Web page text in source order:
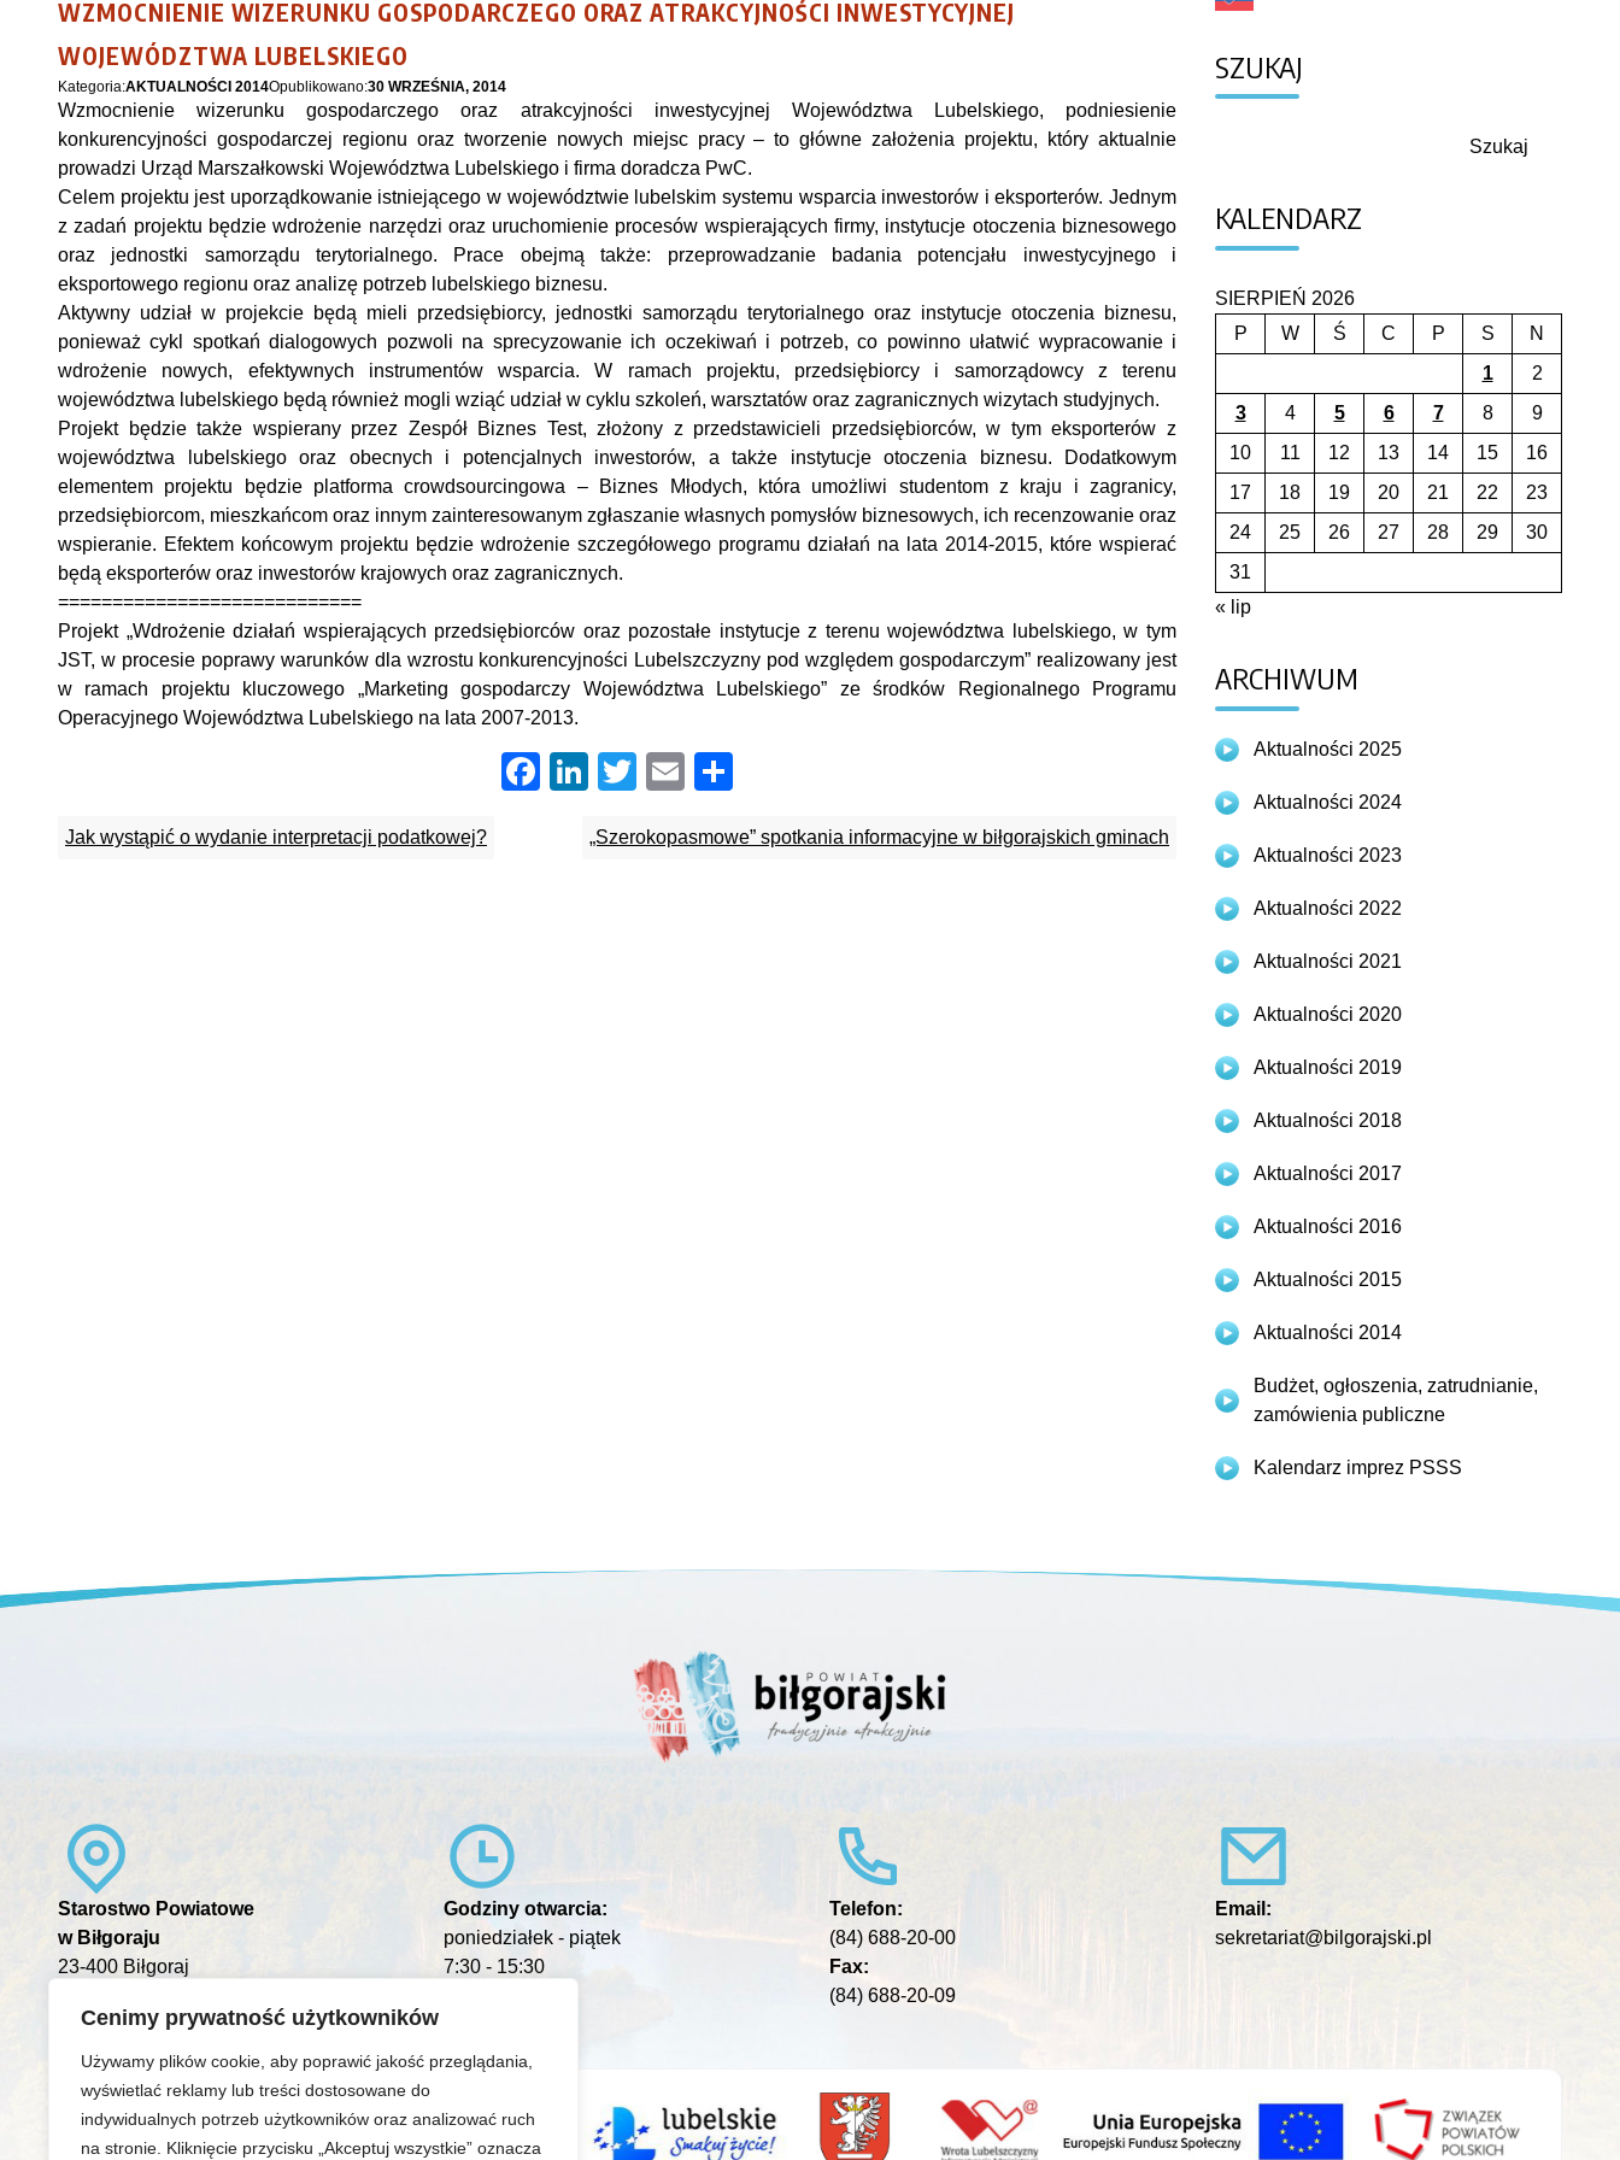
Cenimy prywatność użytkowników
Używamy plików cookie, aby poprawić jakość przeglądania,
wyświetlać reklamy lub treści dostosowane do
indywidualnych potrzeb użytkowników oraz analizować ruch
na stronie. Kliknięcie przycisku „Akceptuj wszystkie” oznacza
WZMOCNIENIE WIZERUNKU GOSPODARCZEGO ORAZ ATRAKCYJNOŚCI INWESTYCYJNEJ
WOJEWÓDZTWA LUBELSKIEGO
Kategoria:AKTUALNOŚCI 2014Opublikowano:30 WRZEŚNIA, 2014
Wzmocnienie wizerunku gospodarczego oraz atrakcyjności inwestycyjnej Województwa Lubelskiego, podniesienie
konkurencyjności gospodarczej regionu oraz tworzenie nowych miejsc pracy – to główne założenia projektu, który aktualnie
prowadzi Urząd Marszałkowski Województwa Lubelskiego i firma doradcza PwC.
Celem projektu jest uporządkowanie istniejącego w województwie lubelskim systemu wsparcia inwestorów i eksporterów. Jednym
z zadań projektu będzie wdrożenie narzędzi oraz uruchomienie procesów wspierających firmy, instytucje otoczenia biznesowego
oraz jednostki samorządu terytorialnego. Prace obejmą także: przeprowadzanie badania potencjału inwestycyjnego i
eksportowego regionu oraz analizę potrzeb lubelskiego biznesu.
Aktywny udział w projekcie będą mieli przedsiębiorcy, jednostki samorządu terytorialnego oraz instytucje otoczenia biznesu,
ponieważ cykl spotkań dialogowych pozwoli na sprecyzowanie ich oczekiwań i potrzeb, co powinno ułatwić wypracowanie i
wdrożenie nowych, efektywnych instrumentów wsparcia. W ramach projektu, przedsiębiorcy i samorządowcy z terenu
województwa lubelskiego będą również mogli wziąć udział w cyklu szkoleń, warsztatów oraz zagranicznych wizytach studyjnych.
Projekt będzie także wspierany przez Zespół Biznes Test, złożony z przedstawicieli przedsiębiorców, w tym eksporterów z
województwa lubelskiego oraz obecnych i potencjalnych inwestorów, a także instytucje otoczenia biznesu. Dodatkowym
elementem projektu będzie platforma crowdsourcingowa – Biznes Młodych, która umożliwi studentom z kraju i zagranicy,
przedsiębiorcom, mieszkańcom oraz innym zainteresowanym zgłaszanie własnych pomysłów biznesowych, ich recenzowanie oraz
wspieranie. Efektem końcowym projektu będzie wdrożenie szczegółowego programu działań na lata 2014-2015, które wspierać
będą eksporterów oraz inwestorów krajowych oraz zagranicznych.
============================
Projekt „Wdrożenie działań wspierających przedsiębiorców oraz pozostałe instytucje z terenu województwa lubelskiego, w tym
JST, w procesie poprawy warunków dla wzrostu konkurencyjności Lubelszczyzny pod względem gospodarczym” realizowany jest
w ramach projektu kluczowego „Marketing gospodarczy Województwa Lubelskiego” ze środków Regionalnego Programu
Operacyjnego Województwa Lubelskiego na lata 2007-2013.
Facebook
LinkedIn
TwitterEmail
Jak wystąpić o wydanie interpretacji podatkowej? „Szerokopasmowe” spotkania informacyjne w biłgorajskich gminach
SZUKAJ
Szukaj
KALENDARZ
SIERPIEŃ 2026
P
W Ś C P S
N
1
2
3
4 5 6 7 8
9
10
11 12 13 14 15
16
17
18 19 20 21 22
23
24
25 26 27 28 29
30
31
« lip
ARCHIWUM
Aktualności 2025
Aktualności 2024
Aktualności 2023
Aktualności 2022
Aktualności 2021
Aktualności 2020
Aktualności 2019
Aktualności 2018
Aktualności 2017
Aktualności 2016
Aktualności 2015
Aktualności 2014
Budżet, ogłoszenia, zatrudnianie,
zamówienia publiczne
Kalendarz imprez PSSS
Starostwo Powiatowe
w Biłgoraju
23-400 Biłgoraj
Godziny otwarcia:
poniedziałek - piątek
7:30 - 15:30
Telefon:
(84) 688-20-00
Fax:
(84) 688-20-09
Email:
sekretariat@bilgorajski.pl